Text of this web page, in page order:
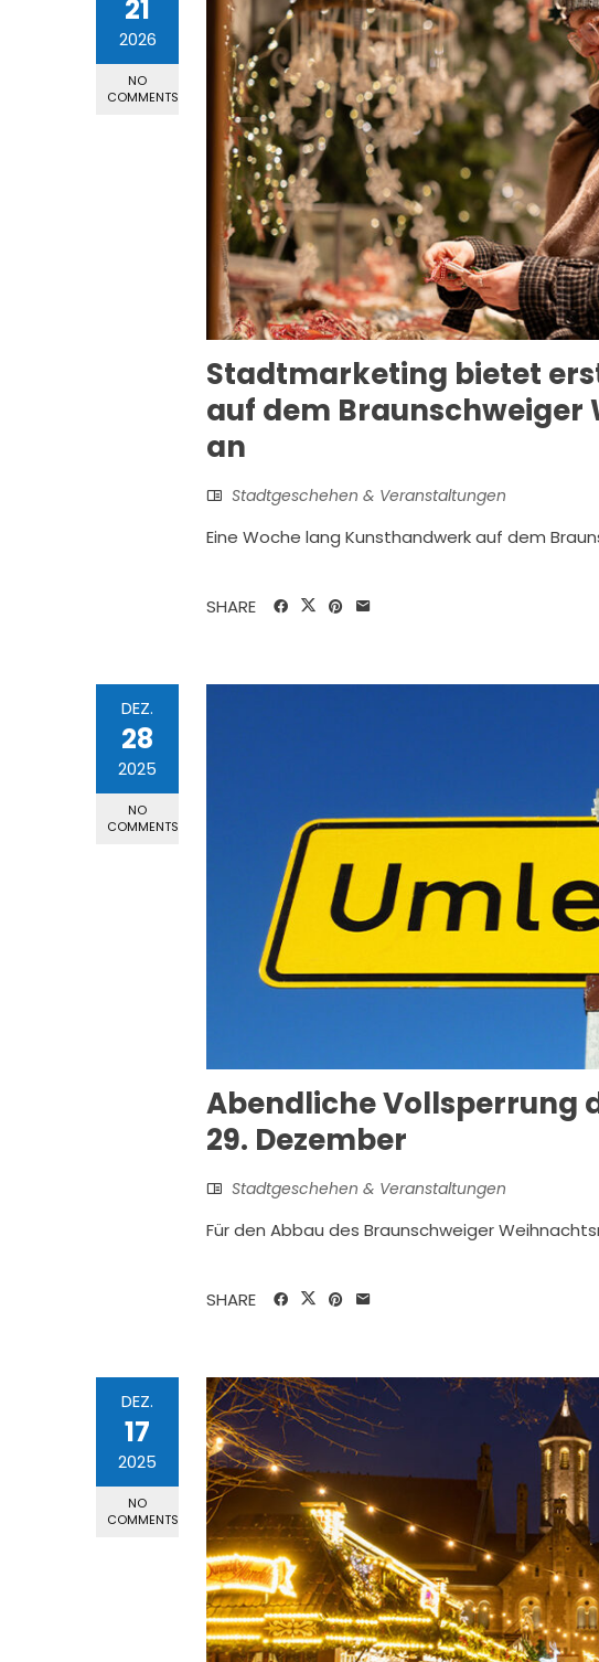
21
2026
NO
COMMENTS
Stadtmarketing bietet
auf dem
an
Stadtgeschehen & Veranstaltungen
Eine Woche lang Kunsthandwerk auf dem
SHARE
DEZ.
28
2025
NO
COMMENTS
Abendliche Vollsperrung
29. Dezember
Stadtgeschehen & Veranstaltungen
Für den Abbau des Braunschweiger
SHARE
DEZ.
17
2025
NO
COMMENTS